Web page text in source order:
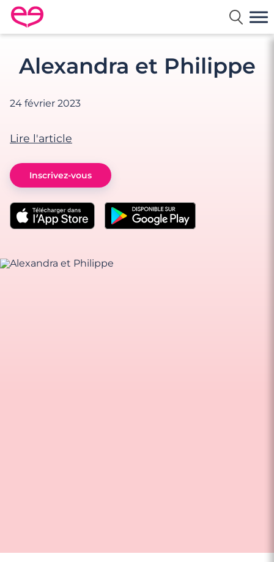
Rencontre en France avec Meetic
Alexandra et Philippe
24 février 2023
Lire l'article
Inscrivez-vous